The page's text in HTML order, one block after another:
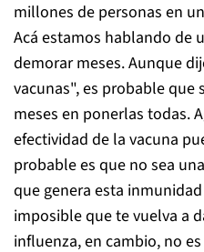
millones de personas en
Acá estamos hablando de
demorar meses. Aunque
vacunas", es probable que
meses en ponerlas todas.
efectividad de la vacuna
probable es que no sea
que genera esta
imposible que te vuelva a
influenza, en cambio, no